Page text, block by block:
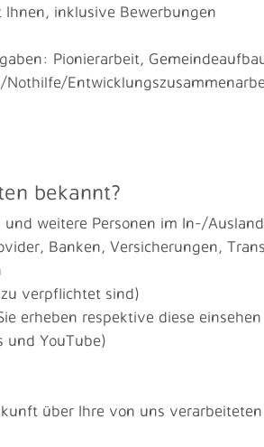
inklusive Bewerbungen
Pionierarbeit,
bekannt?
weitere Personen im In-/
Banken, Versicherungen,
verpflichtet sind)
erheben respektive diese
und YouTube)
über Ihre von uns